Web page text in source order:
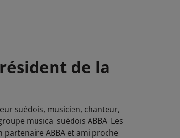
de la
suédois, musicien, chanteur,
musical suédois ABBA. Les
partenaire ABBA et ami proche